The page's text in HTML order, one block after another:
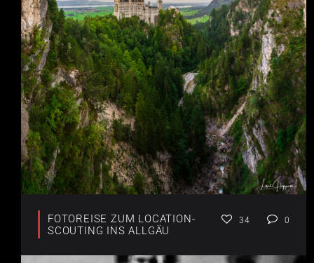
FOTOREISE ZUM LOCATION-
SCOUTING INS ALLGÄU
34 0